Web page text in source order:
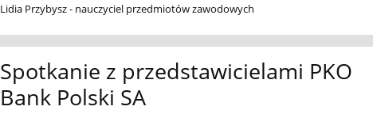
Lidia Przybysz - nauczyciel przedmiotów zawodowych
Spotkanie z przedstawicielami PKO
Bank Polski SA